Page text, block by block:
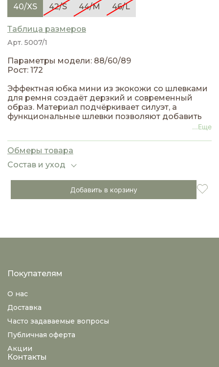
40/XS 42/S 44/M 46/L
Таблица размеров
Добавить в корзину
Арт. 5007/1
Параметры модели: 88/60/89
Рост: 172
Эффектная юбка мини из экокожи со шлевками
для ремня создаёт дерзкий и современный
образ. Материал подчёркивает силуэт, а
функциональные шлевки позволяют добавить
и модных городских образов.
...Еще
Обмеры товара
Состав и уход
Покупателям
О нас
Доставка
Часто задаваемые вопросы
Публичная оферта
Акции
Контакты